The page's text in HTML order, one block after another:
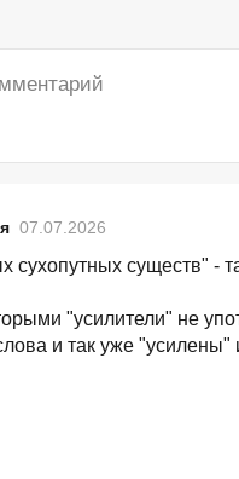
07.07.2026
сухопутных существ" -
"усилители" не
и так уже "усилены"